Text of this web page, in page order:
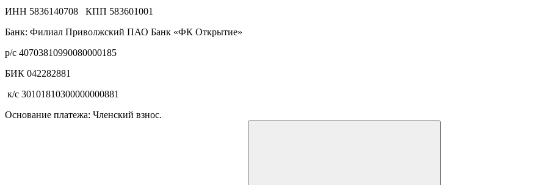
ИНН 5836140708 КПП 583601001
Банк: Филиал Приволжский ПАО Банк «ФК Открытие»
р/с 40703810990080000185
БИК 042282881
к/с 30101810300000000881
Основание платежа: Членский взнос.